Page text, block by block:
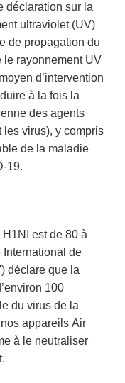
déclaration sur la
ultraviolet (UV)
de propagation du
le rayonnement UV
d’intervention
à la fois la
des agents
les virus), y compris
de la maladie
19.
H1NI est de 80 à
International de
déclare que la
100
du virus de la
appareils Air
à le neutraliser